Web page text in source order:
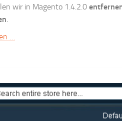
wir in Magento 1.4.2.0
.
…